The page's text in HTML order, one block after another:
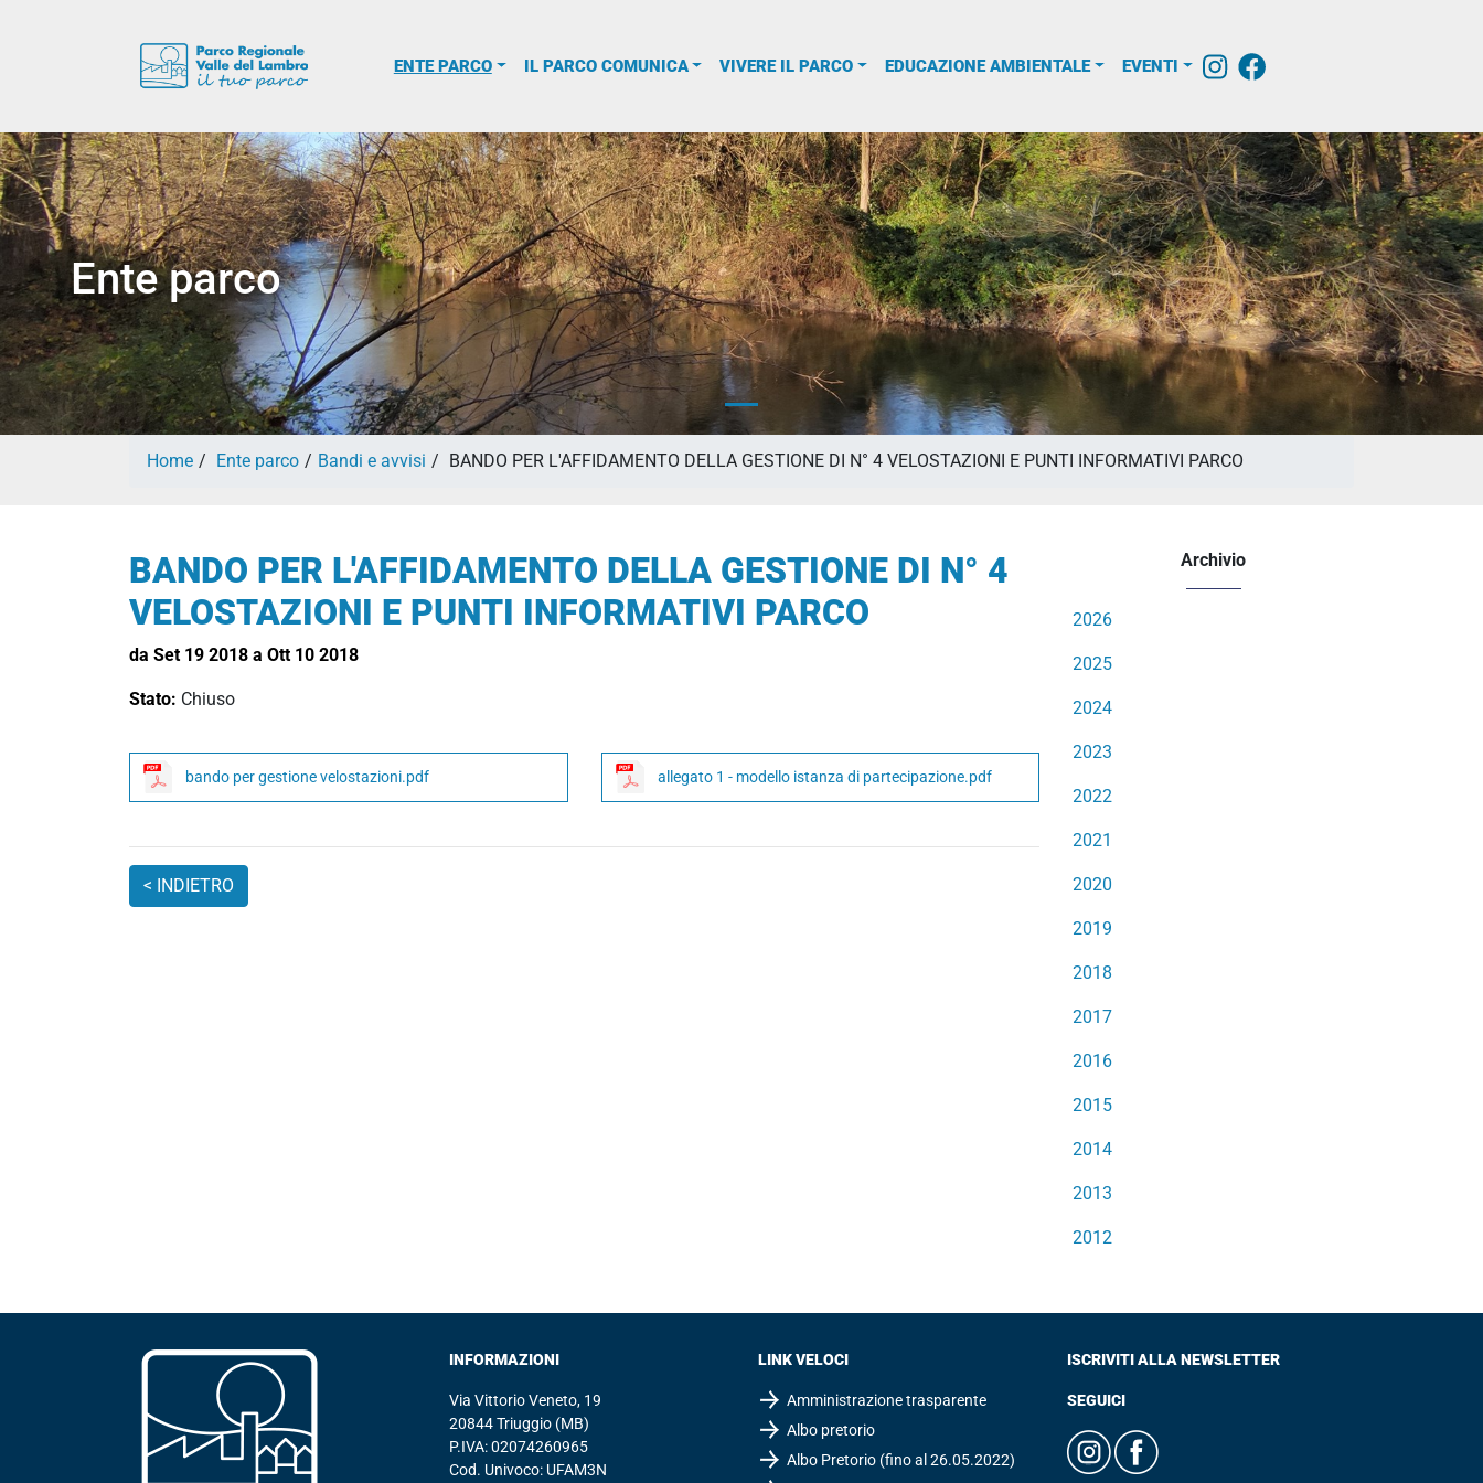
ENTE PARCO IL PARCO COMUNICA VIVERE IL PARCO EDUCAZIONE AMBIENTALE EVENTI
Ente parco
Home Ente parco Bandi e avvisi BANDO PER L'AFFIDAMENTO DELLA GESTIONE DI N° 4 VELOSTAZIONI E PUNTI INFORMATIVI PARCO
BANDO PER L'AFFIDAMENTO DELLA GESTIONE DI N° 4
VELOSTAZIONI E PUNTI INFORMATIVI PARCO
da Set 19 2018 a Ott 10 2018
Stato: Chiuso
bando per gestione velostazioni.pdf allegato 1 - modello istanza di partecipazione.pdf
Archivio
2026
2025
2024
2023
2022
2021
2020
2019
2018
2017
2016
2015
2014
2013
2012
INFORMAZIONI
Via Vittorio Veneto, 19
20844 Triuggio (MB)
P.IVA: 02074260965
Cod. Univoco: UFAM3N
LINK VELOCI
Amministrazione trasparente
Albo pretorio
Albo Pretorio (fino al 26.05.2022)
ISCRIVITI ALLA NEWSLETTER
SEGUICI